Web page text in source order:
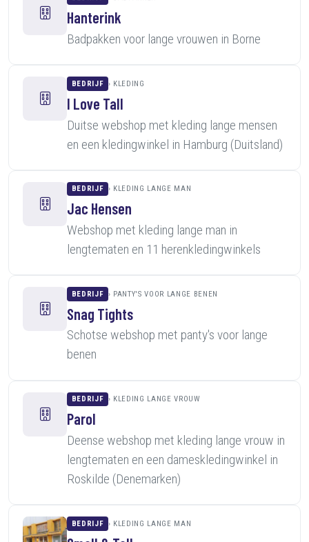
Hanterink
Badpakken voor lange vrouwen in Borne
BEDRIJF KLEDING
I Love Tall
Duitse webshop met kleding lange mensen
en een kledingwinkel in Hamburg (Duitsland)
BEDRIJF KLEDING LANGE MAN
Jac Hensen
Webshop met kleding lange man in
lengtematen en 11 herenkledingwinkels
BEDRIJF PANTY'S VOOR LANGE BENEN
Snag Tights
Schotse webshop met panty's voor lange
benen
BEDRIJF KLEDING LANGE VROUW
Parol
Deense webshop met kleding lange vrouw in
lengtematen en een dameskledingwinkel in
Roskilde (Denemarken)
BEDRIJF KLEDING LANGE MAN